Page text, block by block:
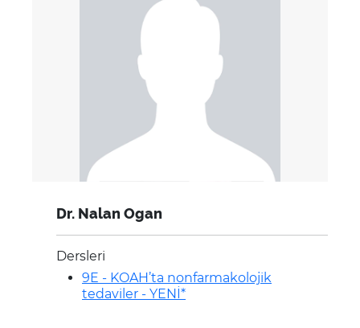
Dr. Nalan Ogan
Dersleri
9E - KOAH’ta nonfarmakolojik
tedaviler - YENİ*